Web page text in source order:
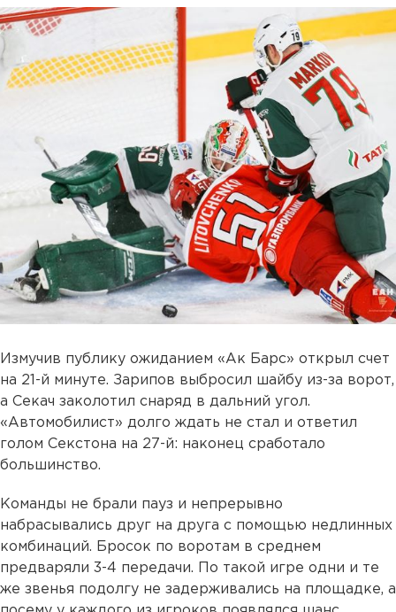
Измучив публику ожиданием «Ак Барс» открыл счет
на 21-й минуте. Зарипов выбросил шайбу из-за ворот,
а Секач заколотил снаряд в дальний угол.
«Автомобилист» долго ждать не стал и ответил
голом Секстона на 27-й: наконец сработало
большинство.
Команды не брали пауз и непрерывно
набрасывались друг на друга с помощью недлинных
комбинаций. Бросок по воротам в среднем
предваряли 3-4 передачи. По такой игре одни и те
же звенья подолгу не задерживались на площадке, а